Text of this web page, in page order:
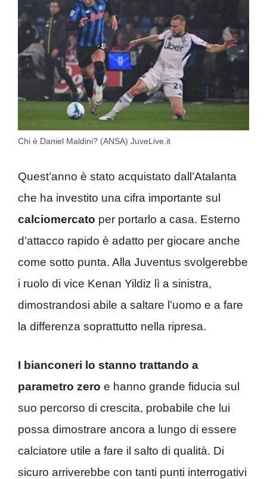
Chi è Daniel Maldini? (ANSA) JuveLive.it
Quest’anno è stato acquistato dall’Atalanta
che ha investito una cifra importante sul
calciomercato per portarlo a casa. Esterno
d’attacco rapido è adatto per giocare anche
come sotto punta. Alla Juventus svolgerebbe
i ruolo di vice Kenan Yildiz lì a sinistra,
dimostrandosi abile a saltare l’uomo e a fare
la differenza soprattutto nella ripresa.
I bianconeri lo stanno trattando a
parametro zero e hanno grande fiducia sul
suo percorso di crescita, probabile che lui
possa dimostrare ancora a lungo di essere
calciatore utile a fare il salto di qualità. Di
sicuro arriverebbe con tanti punti interrogativi